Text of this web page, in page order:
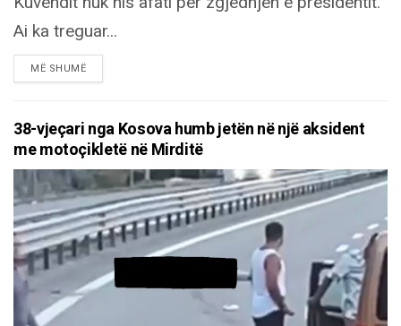
Ai ka treguar...
MË SHUMËDETAILS
38-vjeçari nga Kosova humb jetën në një aksident
me motoçikletë në Mirditë